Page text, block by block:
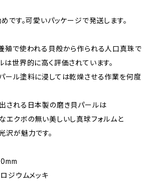
です。可愛いパッケージで発送します。
殖で使われる貝殻から作られる人口真珠で
世界的に高く評価されています。
ール塗料に浸しては乾燥させる作業を何度
される日本製の磨き貝パールは
エクボの無い美しいし真球フォルムと
沢が魅力です。
ジウムメッキ